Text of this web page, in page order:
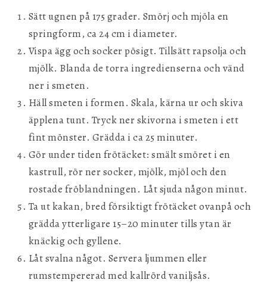
Sätt ugnen på 175 grader. Smörj och mjöla en
springform, ca 24 cm i diameter.
Vispa ägg och socker pösigt. Tillsätt rapsolja och
mjölk. Blanda de torra ingredienserna och vänd
ner i smeten.
Häll smeten i formen. Skala, kärna ur och skiva
äpplena tunt. Tryck ner skivorna i smeten i ett
fint mönster. Grädda i ca 25 minuter.
Gör under tiden frötäcket: smält smöret i en
kastrull, rör ner socker, mjölk, mjöl och den
rostade fröblandningen. Låt sjuda någon minut.
Ta ut kakan, bred försiktigt frötäcket ovanpå och
grädda ytterligare 15–20 minuter tills ytan är
knäckig och gyllene.
Låt svalna något. Servera ljummen eller
rumstempererad med kallrörd vaniljsås.